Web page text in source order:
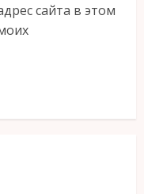
сайта в этом